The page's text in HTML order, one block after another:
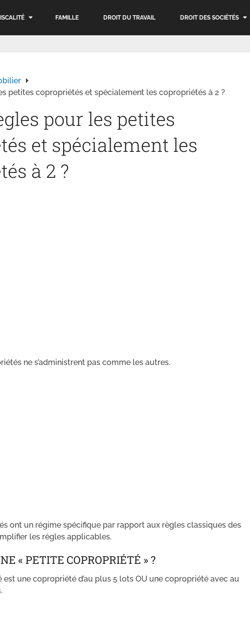
FAMILLE DROIT DU TRAVAIL DROIT DES SOCIÉTÉS
petites copropriétés et spécialement les copropriétés à 2 ?
pour les petites
et spécialement les
à 2 ?
ne s’administrent pas comme les autres.
ont un régime spécifique par rapport aux règles classiques des
les règles applicables.
« PETITE COPROPRIÉTÉ » ?
une copropriété d’au plus 5 lots OU une copropriété avec au